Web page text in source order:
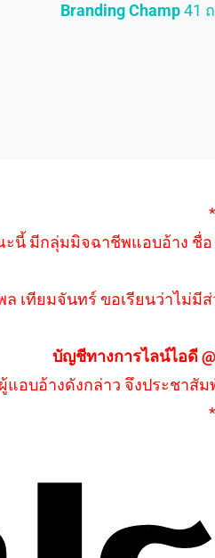
Branding Champ41
นี้ มีกลุ่มมิจฉาชีพแอบอ้าง ชื่อ
เทียมจันทร์ ขอเรียนว่าไม่มี
บัญชีทางการไลน์ไอดี
แอบอ้างดังกล่าว จึงประชาสั